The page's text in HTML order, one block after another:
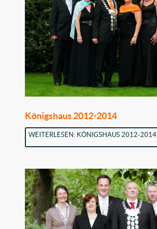
Königshaus 2012-2014
WEITERLESEN: KÖNIGSHAUS 2012-2014